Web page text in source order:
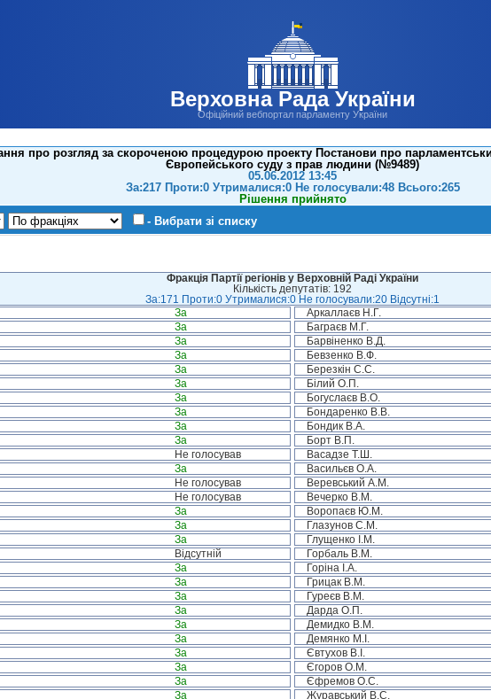
Верховна Рада України
Офіційний вебпортал парламенту України
про розгляд за скороченою процедурою проекту Постанови про
Європейського суду з прав людини (№9489)
05.06.2012 13:45
За:217 Проти:0 Утрималися:0 Не голосували:48 Всього:265
Рішення прийнято
- Вибрати зі списку
Фракція Партії регіонів у Верховній Раді України
Кількість депутатів: 192
За:171 Проти:0 Утрималися:0 Не голосували:20 Відсутні:1
За Аркаллаєв Н.Г.
За Баграєв М.Г.
За Барвіненко В.Д.
За Бевзенко В.Ф.
За Березкін С.С.
За Білий О.П.
За Богуслаєв В.О.
За Бондаренко В.В.
За Бондик В.А.
За Борт В.П.
Не голосував Васадзе Т.Ш.
За Васильєв О.А.
Не голосував Веревський А.М.
Не голосував Вечерко В.М.
За Воропаєв Ю.М.
За Глазунов С.М.
За Глущенко І.М.
Відсутній Горбаль В.М.
За Горіна І.А.
За Грицак В.М.
За Гуреєв В.М.
За Дарда О.П.
За Демидко В.М.
За Демянко М.І.
За Євтухов В.І.
За Єгоров О.М.
За Єфремов О.С.
За Журавський В.С.